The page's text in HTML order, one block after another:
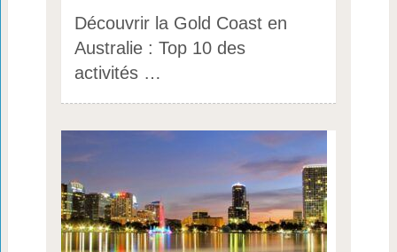
Découvrir la Gold Coast en
Australie : Top 10 des
activités …